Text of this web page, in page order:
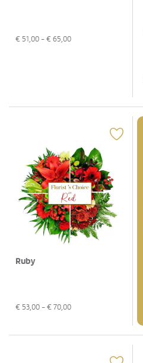
€ 51,00 - € 65,00
Ruby
€ 53,00 - € 70,00